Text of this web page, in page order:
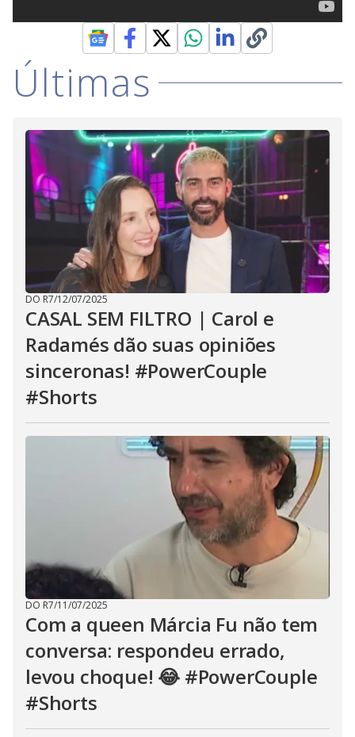
Últimas
DO R7/12/07/2025
CASAL SEM FILTRO | Carol e
Radamés dão suas opiniões
sinceronas! #PowerCouple
#Shorts
DO R7/11/07/2025
Com a queen Márcia Fu não tem
conversa: respondeu errado,
levou choque! 😂 #PowerCouple
#Shorts